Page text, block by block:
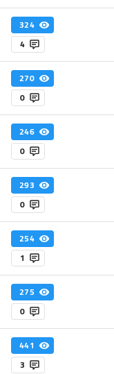
324
4
270
0
246
0
293
0
254
1
275
0
441
3